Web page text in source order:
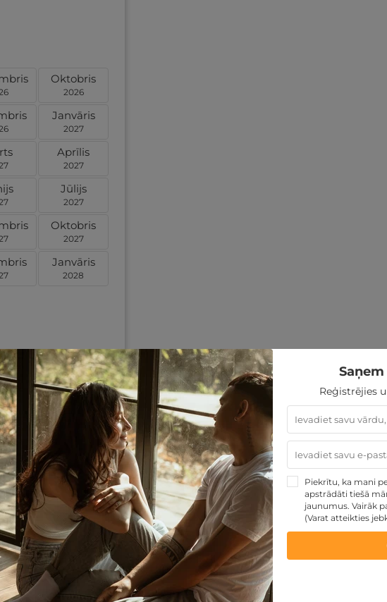
Oktobris
2026
Janvāris
2027
Aprīlis
2027
Jūlijs
2027
Oktobris
2027
Janvāris
2028
Reģistrējies
Piekrītu, ka mani
apstrādāti tiešā
jaunumus. Vairāk
(Varat atteikties